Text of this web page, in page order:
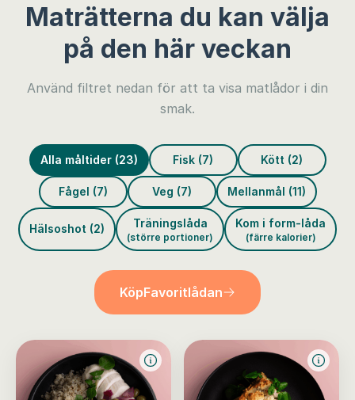
Maträtterna du kan välja
på den här veckan
Använd filtret nedan för att ta visa matlådor i din
smak.
Alla måltider (23) Fisk (7) Kött (2)
Fågel (7) Veg (7) Mellanmål (11)
Hälsoshot (2) Träningslåda
(större portioner)
Kom i form-låda
(färre kalorier)
KöpFavoritlådan